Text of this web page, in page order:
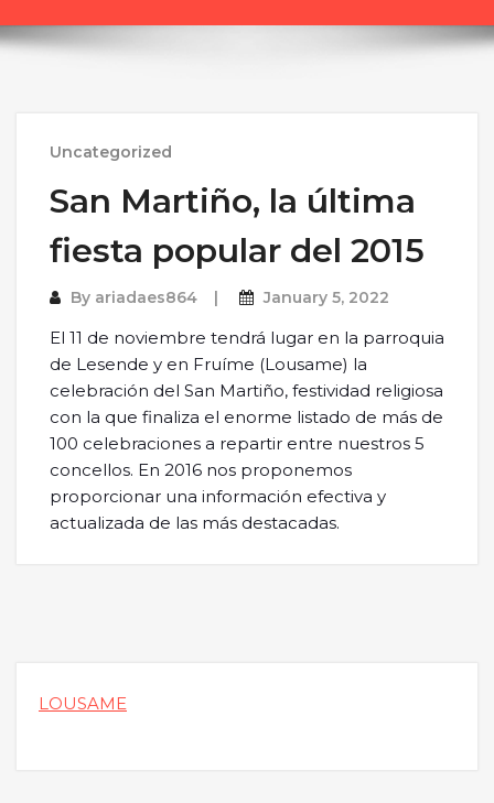
Uncategorized
San Martiño, la última
fiesta popular del 2015
By ariadaes864 January 5, 2022
El 11 de noviembre tendrá lugar en la parroquia
de Lesende y en Fruíme (Lousame) la
celebración del San Martiño, festividad religiosa
con la que finaliza el enorme listado de más de
100 celebraciones a repartir entre nuestros 5
concellos. En 2016 nos proponemos
proporcionar una información efectiva y
actualizada de las más destacadas.
LOUSAME